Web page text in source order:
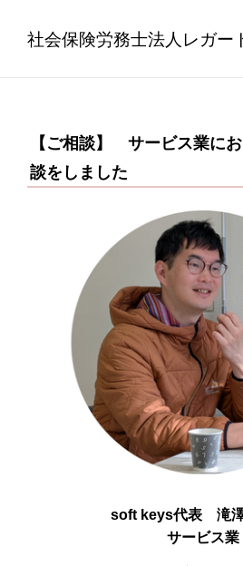
社会保険労務士法人レガー
【ご相談】 サービス業に
談をしました
soft keys代表 滝
サービス業